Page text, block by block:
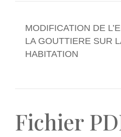
MODIFICATION DE
LA GOUTTIERE SUR
HABITATION
Fichier